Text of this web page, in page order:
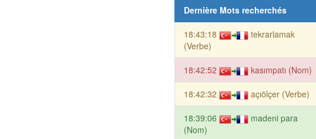
Dernière Mots recherchés
18:43:18
tekrarlamak
(Verbe)
18:42:52 kasımpatı (Nom)
18:42:32 açıölçer (Verbe)
18:39:06
madeni para
(Nom)